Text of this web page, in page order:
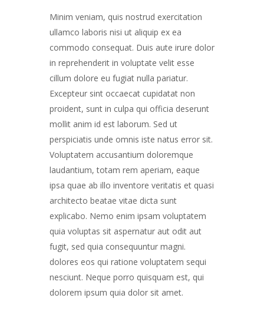
Minim veniam, quis nostrud exercitation
ullamco laboris nisi ut aliquip ex ea
commodo consequat. Duis aute irure dolor
in reprehenderit in voluptate velit esse
cillum dolore eu fugiat nulla pariatur.
Excepteur sint occaecat cupidatat non
proident, sunt in culpa qui officia deserunt
mollit anim id est laborum. Sed ut
perspiciatis unde omnis iste natus error sit.
Voluptatem accusantium doloremque
laudantium, totam rem aperiam, eaque
ipsa quae ab illo inventore veritatis et quasi
architecto beatae vitae dicta sunt
explicabo. Nemo enim ipsam voluptatem
quia voluptas sit aspernatur aut odit aut
fugit, sed quia consequuntur magni.
dolores eos qui ratione voluptatem sequi
nesciunt. Neque porro quisquam est, qui
dolorem ipsum quia dolor sit amet.